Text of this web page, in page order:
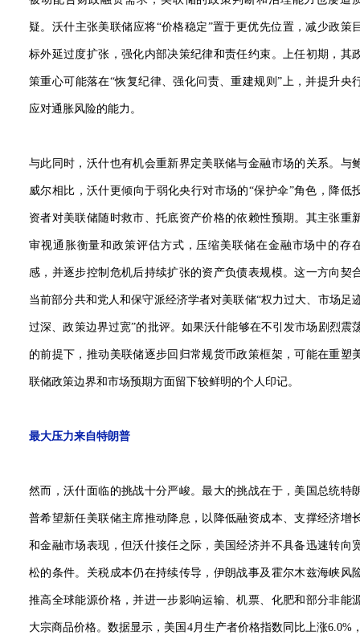
疑。沃什主张美联储应将“价格稳定”置于更优先位置，减少政策
标外延过度扩张，强化内部决策纪律和责任约束。上任初期，其
策重心可能落在“恢复纪律、强化问责、重建规则”上，并提升央
应对通胀风险的能力。
与此同时，沃什也有机会重新界定美联储与金融市场的关系。与
威尔相比，沃什更倾向于弱化央行对市场的“保护伞”角色，降低
资者对美联储随时救市、托底资产价格的依赖性预期。其主张重
审视通胀衡量和政策评估方式，压缩美联储在金融市场中的存
感，并逐步控制危机后持续扩张的资产负债表规模。这一方向契
当前部分共和党人和保守派经济学者对美联储“权力过大、市场足
过深、政策边界过宽”的批评。如果沃什能够在不引发市场剧烈震
的前提下，推动美联储逐步回归常规货币政策框架，可能在重塑
联储政策边界和市场预期方面留下较鲜明的个人印记。
最大压力来自特朗普
然而，沃什面临的挑战十分严峻。最大的挑战在于，美国总统特
普希望新任美联储主席推动降息，以降低融资成本、支撑经济增
和金融市场表现，但沃什接任之际，美国经济并不具备迅速转向
松的条件。关税成本仍在持续传导，伊朗战事及霍尔木兹海峡风
推高全球能源价格，并进一步影响运输、机票、化肥和部分非能
大宗商品价格。数据显示，美国4月生产者价格指数同比上涨6.0%